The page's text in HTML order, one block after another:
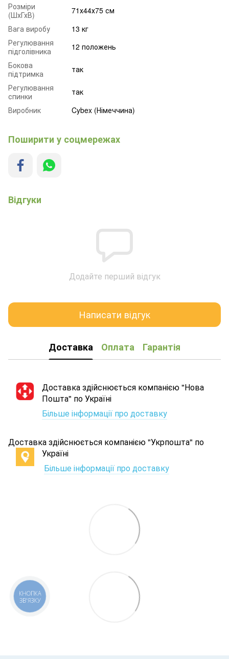
Розміри
(ШхГхВ)
71х44х75 см
Вага виробу
13 кг
Регулювання
підголівника
12 положень
Бокова
підтримка
так
Регулювання
спинки
так
Виробник
Cybex (Німеччина)
Поширити у соцмережах
Відгуки
Додайте перший відгук
Написати відгук
Доставка Оплата Гарантія
Доставка здійснюється компанією "Нова
Пошта" по Україні
Більше інформації про доставку
Доставка здійснюється компанією "Укрпошта" по
Україні
Більше інформації про доставку
КНОПКА
ЗВ'ЯЗКУ